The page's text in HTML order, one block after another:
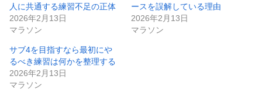
人に共通する練習不足の正体
2026年2月13日
マラソン
ースを誤解している理由
2026年2月13日
マラソン
サブ4を目指すなら最初にや
るべき練習は何かを整理する
2026年2月13日
マラソン